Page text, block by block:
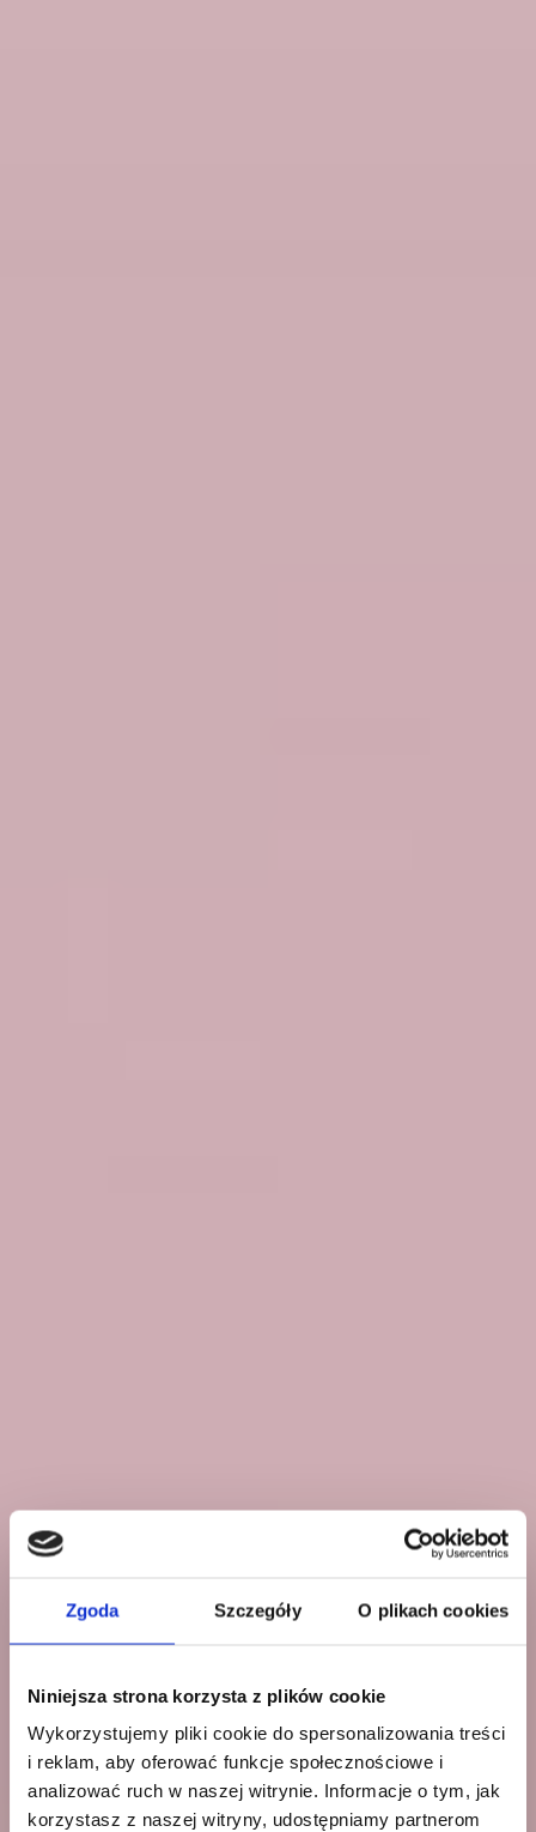
Zgoda Szczegóły O plikach cookies
Niniejsza strona korzysta z plików cookie
Wykorzystujemy pliki cookie do spersonalizowania treści
i reklam, aby oferować funkcje społecznościowe i
analizować ruch w naszej witrynie. Informacje o tym, jak
korzystasz z naszej witryny, udostępniamy partnerom